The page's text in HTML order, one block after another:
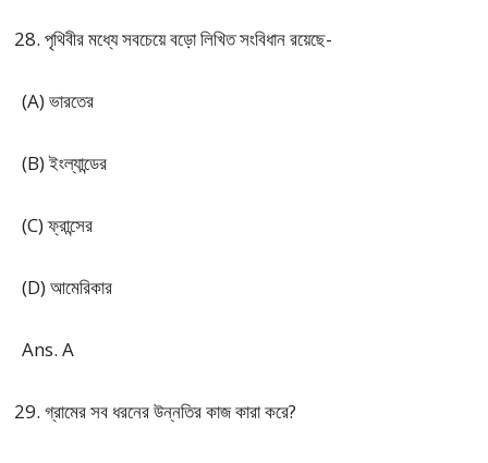
পৃথিবীর মধ্যে সবচেয়ে বড়ো লিখিত সংবিধান রয়েছে-
(A) ভারতের
(B) ইংল্যান্ডের
(C) ফ্রান্সের
(D) আমেরিকার
Ans. A
গ্রামের সব ধরনের উন্নতির কাজ কারা করে?